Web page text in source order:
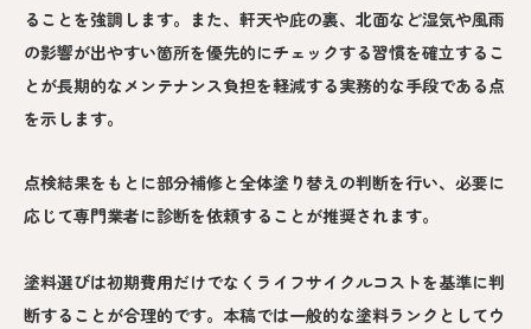
ることを強調します。また、軒天や庇の裏、北面など湿気や風雨
の影響が出やすい箇所を優先的にチェックする習慣を確立するこ
とが長期的なメンテナンス負担を軽減する実務的な手段である点
を示します。
点検結果をもとに部分補修と全体塗り替えの判断を行い、必要に
応じて専門業者に診断を依頼することが推奨されます。
塗料選びは初期費用だけでなくライフサイクルコストを基準に判
断することが合理的です。本稿では一般的な塗料ランクとしてウ